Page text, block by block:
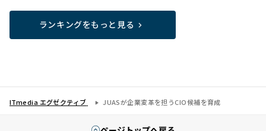
ランキングをもっと見る
ITmedia エグゼクティブ JUASが企業変革を担うCIO候補を育成